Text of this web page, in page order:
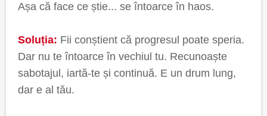
Așa că face ce știe... se întoarce în haos.
Soluția: Fii conștient că progresul poate speria.
Dar nu te întoarce în vechiul tu. Recunoaște
sabotajul, iartă-te și continuă. E un drum lung,
dar e al tău.